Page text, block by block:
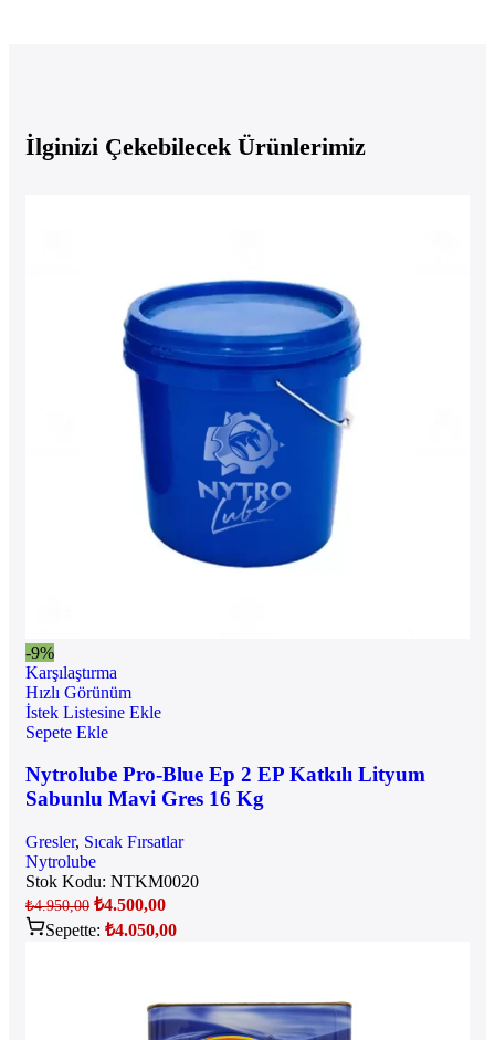
İlginizi Çekebilecek Ürünlerimiz
-9%
Karşılaştırma
Hızlı Görünüm
İstek Listesine Ekle
Sepete Ekle
Nytrolube Pro-Blue Ep 2 EP Katkılı Lityum
Sabunlu Mavi Gres 16 Kg
Gresler, Sıcak Fırsatlar
Nytrolube
Stok Kodu: NTKM0020
₺4.950,00 ₺4.500,00
Sepette: ₺4.050,00